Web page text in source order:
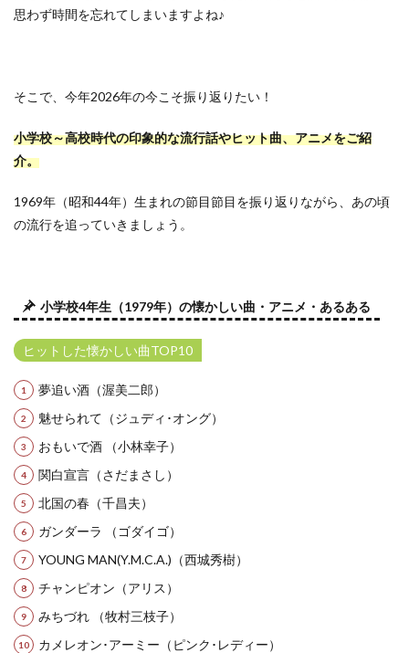
思わず時間を忘れてしまいますよね♪
そこで、今年2026年の今こそ振り返りたい！
小学校～高校時代の印象的な流行話やヒット曲、アニメをご紹
介。
1969年（昭和44年）生まれの節目節目を振り返りながら、あの頃
の流行を追っていきましょう。
小学校4年生（1979年）の懐かしい曲・アニメ・あるある
ヒットした懐かしい曲TOP10
夢追い酒（渥美二郎）
魅せられて（ジュディ･オング）
おもいで酒 （小林幸子）
関白宣言（さだまさし）
北国の春（千昌夫）
ガンダーラ （ゴダイゴ）
YOUNG MAN(Y.M.C.A.)（西城秀樹）
チャンピオン（アリス）
みちづれ （牧村三枝子）
カメレオン･アーミー（ピンク･レディー）